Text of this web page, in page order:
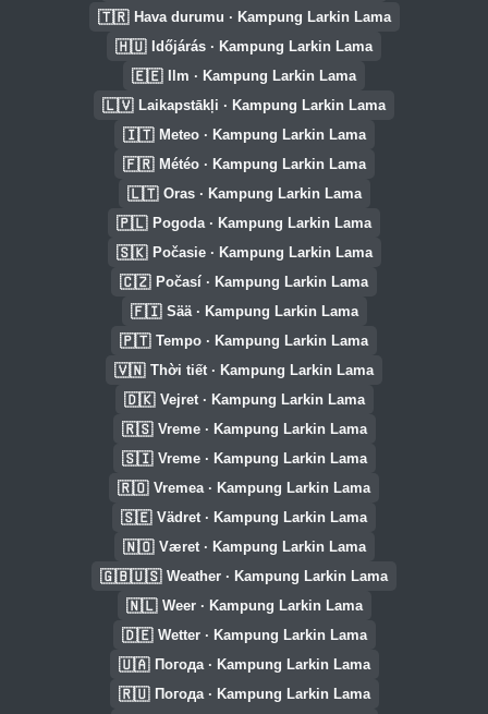
🇹🇷 Hava durumu · Kampung Larkin Lama
🇭🇺 Időjárás · Kampung Larkin Lama
🇪🇪 Ilm · Kampung Larkin Lama
🇱🇻 Laikapstākļi · Kampung Larkin Lama
🇮🇹 Meteo · Kampung Larkin Lama
🇫🇷 Météo · Kampung Larkin Lama
🇱🇹 Oras · Kampung Larkin Lama
🇵🇱 Pogoda · Kampung Larkin Lama
🇸🇰 Počasie · Kampung Larkin Lama
🇨🇿 Počasí · Kampung Larkin Lama
🇫🇮 Sää · Kampung Larkin Lama
🇵🇹 Tempo · Kampung Larkin Lama
🇻🇳 Thời tiết · Kampung Larkin Lama
🇩🇰 Vejret · Kampung Larkin Lama
🇷🇸 Vreme · Kampung Larkin Lama
🇸🇮 Vreme · Kampung Larkin Lama
🇷🇴 Vremea · Kampung Larkin Lama
🇸🇪 Vädret · Kampung Larkin Lama
🇳🇴 Været · Kampung Larkin Lama
🇬🇧🇺🇸 Weather · Kampung Larkin Lama
🇳🇱 Weer · Kampung Larkin Lama
🇩🇪 Wetter · Kampung Larkin Lama
🇺🇦 Погода · Kampung Larkin Lama
🇷🇺 Погода · Kampung Larkin Lama